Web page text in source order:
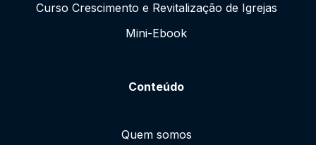
Curso Crescimento e Revitalização de Igrejas
Mini-Ebook
Conteúdo
Quem somos